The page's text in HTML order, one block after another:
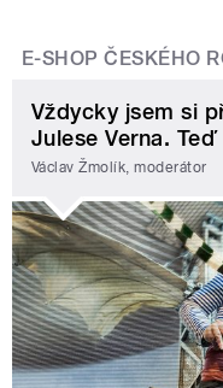
E-SHOP ČESKÉHO
Vždycky jsem si
Julese Verna.
Václav Žmolík, moderátor